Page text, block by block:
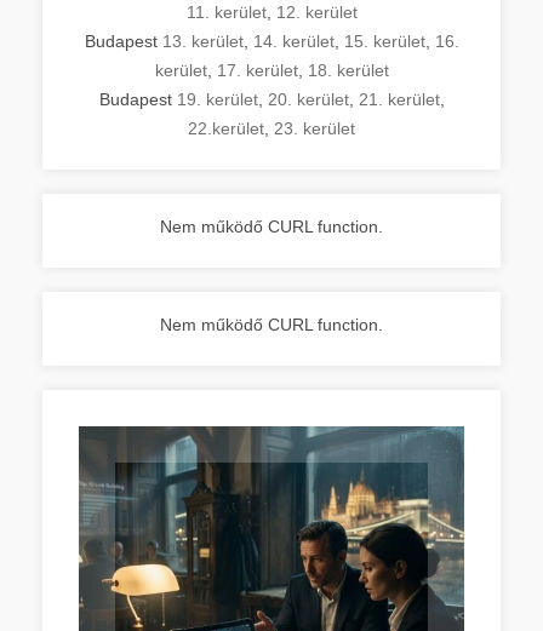
11. kerület, 12. kerület
Budapest 13. kerület, 14. kerület, 15. kerület, 16.
kerület, 17. kerület, 18. kerület
Budapest 19. kerület, 20. kerület, 21. kerület,
22.kerület 23. kerület
Nem működő CURL function.
Nem működő CURL function.